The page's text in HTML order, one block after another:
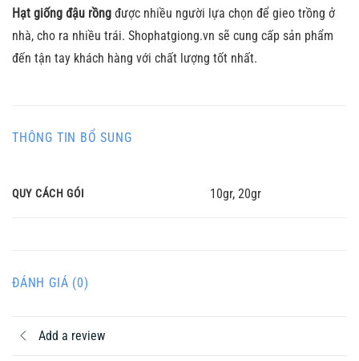
Hạt giống đậu rồng được nhiều người lựa chọn để gieo trồng ở
nhà, cho ra nhiều trái. Shophatgiong.vn sẽ cung cấp sản phẩm
đến tận tay khách hàng với chất lượng tốt nhất.
THÔNG TIN BỔ SUNG
QUY CÁCH GÓI 10gr, 20gr
ĐÁNH GIÁ (0)
Add a review